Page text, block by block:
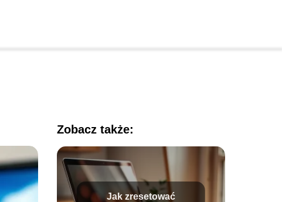
Zobacz także:
Jak zresetować